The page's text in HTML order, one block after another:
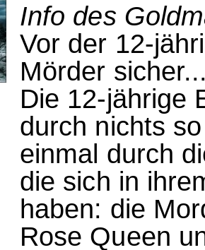
Info des
Vor der 12-
Mörder
Die 12-jährige
durch nichts
einmal durch
die sich in
haben: die
Rose Queen